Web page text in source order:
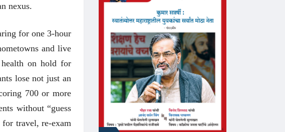
nexus.
for one 3-hour
and live
on hold for
lose not just an
700 or more
without “guess
for travel, re-exam